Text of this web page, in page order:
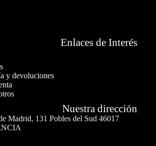
Enlaces de Interés
y devoluciones
Nuestra dirección
Madrid, 131 Pobles del Sud 46017